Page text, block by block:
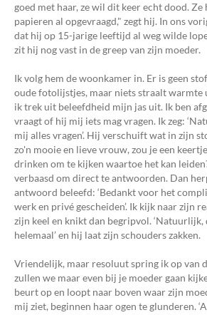
goed met haar, ze wil dit keer echt dood. Ze
papieren al opgevraagd," zegt hij. In ons
dat hij op 15-jarige leeftijd al weg wilde
zit hij nog vast in de greep van zijn moeder.
Ik volg hem de woonkamer in. Er is geen
oude fotolijstjes, maar niets straalt warmte
ik trek uit beleefdheid mijn jas uit. Ik ben
vraagt of hij mij iets mag vragen. Ik zeg:
mij alles vragen’. Hij verschuift wat in zijn
zo'n mooie en lieve vrouw, zou je een
drinken om te kijken waartoe het kan
verbaasd om direct te antwoorden. Dan
antwoord beleefd: ‘Bedankt voor het
werk en privé gescheiden’. Ik kijk naar zijn
zijn keel en knikt dan begripvol.
helemaal’ en hij laat zijn schouders zakken.
Vriendelijk, maar resoluut spring ik op van
zullen we maar even bij je moeder gaan
beurt op en loopt naar boven waar zijn
mij ziet, beginnen haar ogen te glunderen.